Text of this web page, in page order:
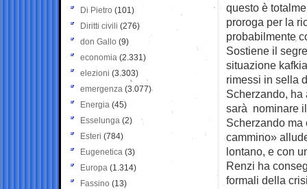
questo è
proroga per la
probabilmente
Sostiene il
situazione
rimessi in sella
Scherzando, ha
sarà nominare
Scherzando
cammino»
lontano, e con
Renzi ha
formali della
Di Pietro (101)
Diritti civili (276)
don Gallo (9)
economia (2.331)
elezioni (3.303)
emergenza (3.077)
Energia (45)
Esselunga (2)
Esteri (784)
Eugenetica (3)
Europa (1.314)
Fassino (13)